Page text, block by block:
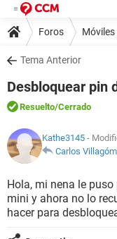
Foros
Tema Anterior
Desbloquear pin
Resuelto/Cerrado
Kathe3145 -
Carlos
Hola, mi nena le
mini y ahora no lo
hacer para